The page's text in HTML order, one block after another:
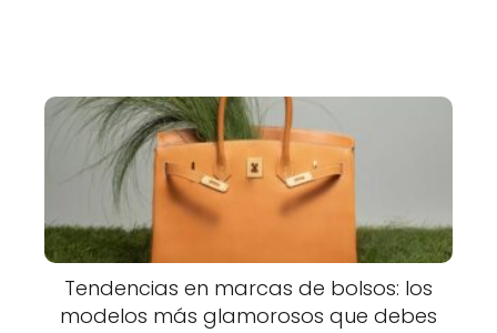
Tendencias en marcas de bolsos: los
modelos más glamorosos que debes